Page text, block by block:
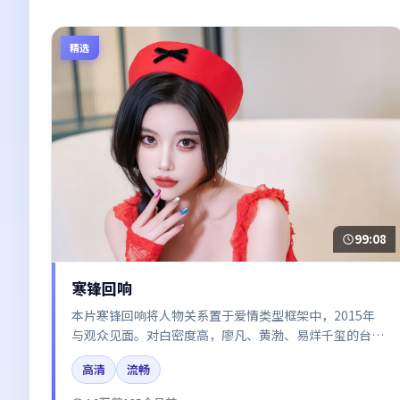
精选
99:08
寒锋回响
本片寒锋回响将人物关系置于爱情类型框架中，2015年
与观众见面。对白密度高，廖凡、黄渤、易烊千玺的台词
节奏值得关注；整体气质偏中国大陆都市与冷色调摄影。
高清
流畅